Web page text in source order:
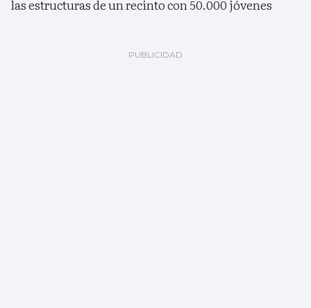
las estructuras de un recinto con 50.000 jóvenes